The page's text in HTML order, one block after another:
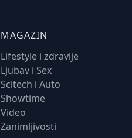
MAGAZIN
Lifestyle i zdravlje
Ljubav i Sex
Scitech i Auto
Showtime
Video
Zanimljivosti